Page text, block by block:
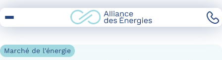
to
Marché de l'énergie